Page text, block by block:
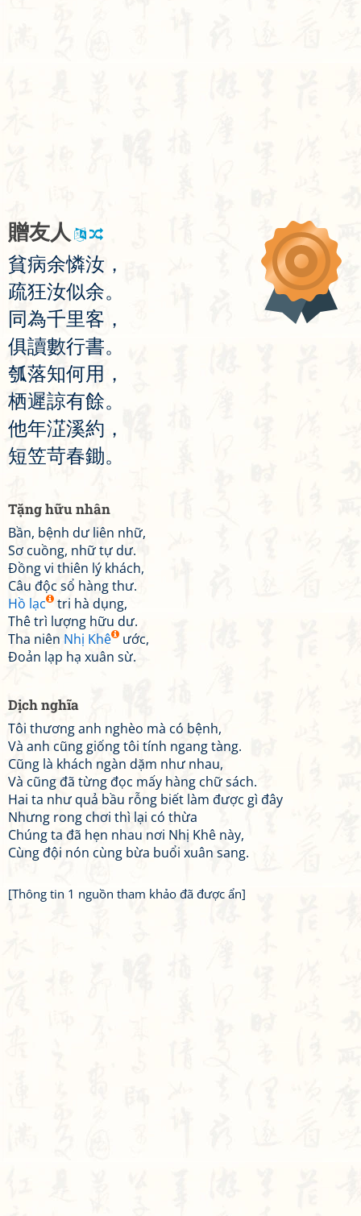
贈友人
貧病余憐汝 ，
疏狂汝似余。
同為千里客 ，
俱讀數行書。
瓠落知何用 ，
栖遲諒有餘。
他年淽溪約 ，
短笠苛春鋤。
Tặng hữu nhân
Bần, bệnh dư liên nhữ,
Sơ cuồng, nhữ tự dư.
Đồng vi thiên lý khách,
Câu độc sổ hàng thư.
Hồ lạc
tri hà dụng,
Thê trì lượng hữu dư.
Tha niên Nhị Khê
ước,
Đoản lạp hạ xuân sừ.
Dịch nghĩa
Tôi thương anh nghèo mà có bệnh,
Và anh cũng giống tôi tính ngang tàng.
Cũng là khách ngàn dặm như nhau,
Và cũng đã từng đọc mấy hàng chữ sách.
Hai ta như quả bầu rỗng biết làm được gì đây
Nhưng rong chơi thì lại có thừa
Chúng ta đã hẹn nhau nơi Nhị Khê này,
Cùng đội nón cùng bừa buổi xuân sang.
[Thông tin 1 nguồn tham khảo đã được ẩn]